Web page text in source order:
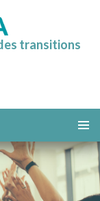
transitions
MENU